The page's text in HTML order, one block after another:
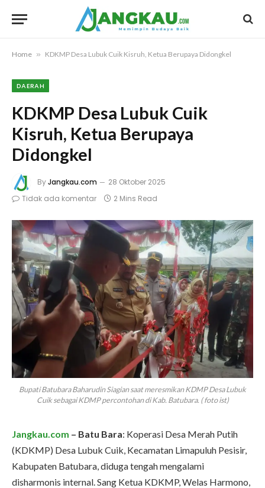
Home » KDKMP Desa Lubuk Cuik Kisruh, Ketua Berupaya Didongkel
DAERAH
KDKMP Desa Lubuk Cuik
Kisruh, Ketua Berupaya
Didongkel
ByJangkau.com
28 Oktober 2025
Tidak ada komentar
2 Mins Read
Bupati Batubara Baharudin Siagian saat meresmikan KDMP Desa Lubuk
Cuik sebagai KDMP percontohan di Kab. Batubara. ( foto ist)
Jangkau.com – Batu Bara: Koperasi Desa Merah Putih
(KDKMP) Desa Lubuk Cuik, Kecamatan Limapuluh Pesisir,
Kabupaten Batubara, diduga tengah mengalami
disharmonis internal. Sang Ketua KDKMP, Welas Harmono,